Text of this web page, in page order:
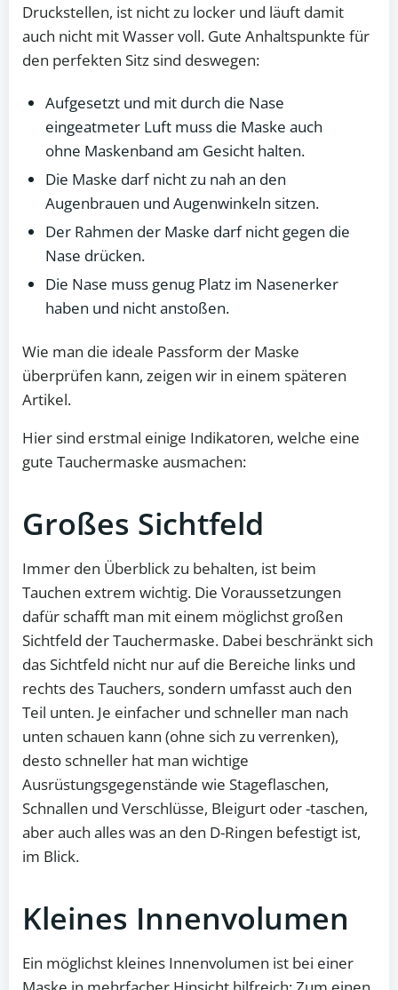
Druckstellen, ist nicht zu locker und läuft damit
auch nicht mit Wasser voll. Gute Anhaltspunkte für
den perfekten Sitz sind deswegen:
Aufgesetzt und mit durch die Nase
eingeatmeter Luft muss die Maske auch
ohne Maskenband am Gesicht halten.
Die Maske darf nicht zu nah an den
Augenbrauen und Augenwinkeln sitzen.
Der Rahmen der Maske darf nicht gegen die
Nase drücken.
Die Nase muss genug Platz im Nasenerker
haben und nicht anstoßen.
Wie man die ideale Passform der Maske
überprüfen kann, zeigen wir in einem späteren
Artikel.
Hier sind erstmal einige Indikatoren, welche eine
gute Tauchermaske ausmachen:
Großes Sichtfeld
Immer den Überblick zu behalten, ist beim
Tauchen extrem wichtig. Die Voraussetzungen
dafür schafft man mit einem möglichst großen
Sichtfeld der Tauchermaske. Dabei beschränkt sich
das Sichtfeld nicht nur auf die Bereiche links und
rechts des Tauchers, sondern umfasst auch den
Teil unten. Je einfacher und schneller man nach
unten schauen kann (ohne sich zu verrenken),
desto schneller hat man wichtige
Ausrüstungsgegenstände wie Stageflaschen,
Schnallen und Verschlüsse, Bleigurt oder -taschen,
aber auch alles was an den D-Ringen befestigt ist,
im Blick.
Kleines Innenvolumen
Ein möglichst kleines Innenvolumen ist bei einer